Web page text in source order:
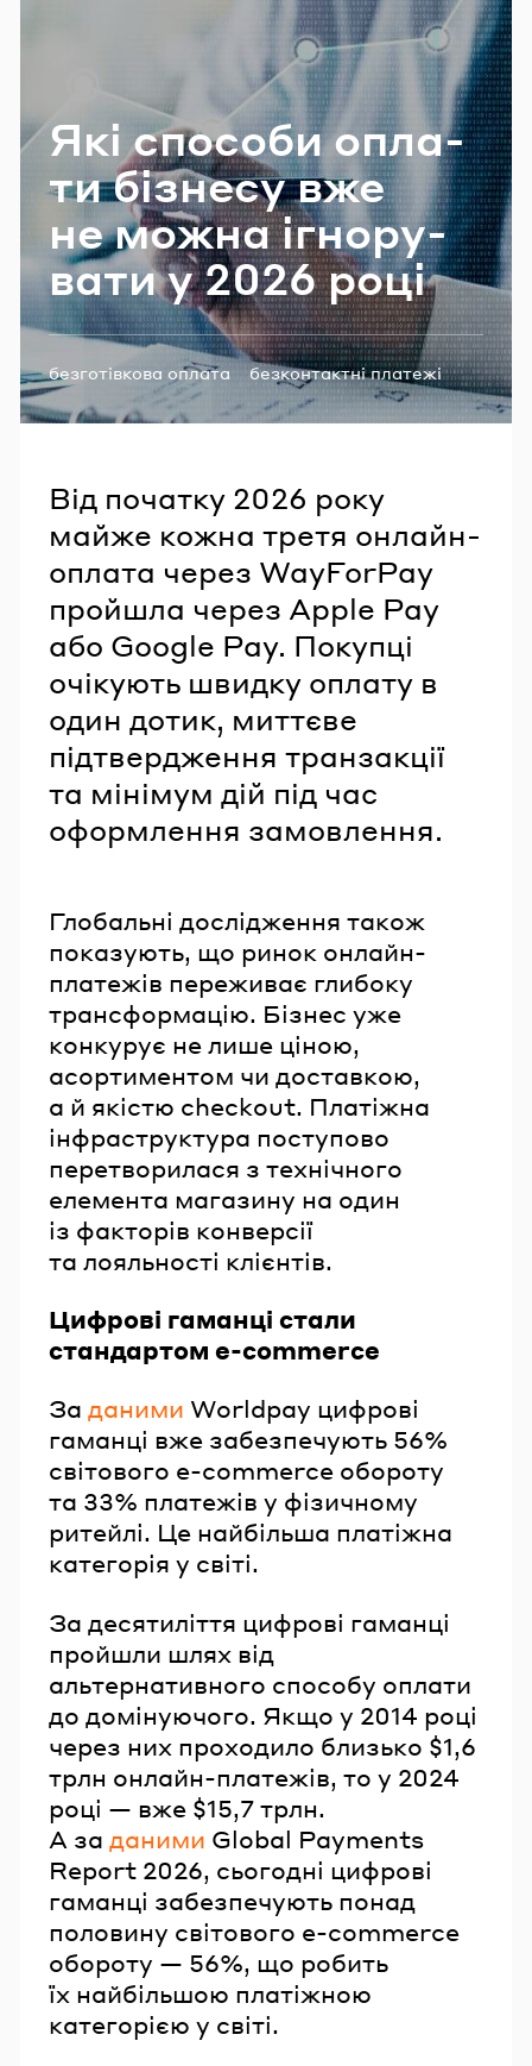
Які спосо­би опла­
ти бі­зне­су вже
не можна ігно­ру­
ва­ти у 2026 році
Теги:
безготівкова оплата
безконтактні платежі
споживчі настрої
дослідження e-commerce
Від початку 2026 року
майже кожна третя онлайн-
оплата через WayForPay
пройшла через Apple Pay
або Google Pay. Покупці
очікують швидку оплату в
один дотик, миттєве
підтвердження транзакції
та мінімум дій під час
оформлення замовлення.
Глобальні дослідження також
показують, що ринок онлайн-
платежів переживає глибоку
трансформацію. Бізнес уже
конкурує не лише ціною,
асортиментом чи доставкою,
а й якістю checkout. Платіжна
інфраструктура поступово
перетворилася з технічного
елемента магазину на один
із факторів конверсії
та лояльності клієнтів.
Цифрові гаманці стали
стандартом e-commerce
За даними Worldpay цифрові
гаманці вже забезпечують 56%
світового e-commerce обороту
та 33% платежів у фізичному
ритейлі. Це найбільша платіжна
категорія у світі.
За десятиліття цифрові гаманці
пройшли шлях від
альтернативного способу оплати
до домінуючого. Якщо у 2014 році
через них проходило близько $1,6
трлн онлайн-платежів, то у 2024
році — вже $15,7 трлн.
А за даними Global Payments
Report 2026, сьогодні цифрові
гаманці забезпечують понад
половину світового e-commerce
обороту — 56%, що робить
їх найбільшою платіжною
категорією у світі.
Пароль
Забули пароль?
УВІЙТИ